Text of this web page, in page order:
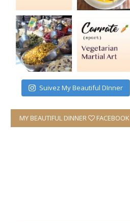
Suivez My Beautiful DInner
MY BEAUTIFUL DINNER FACEBOOK